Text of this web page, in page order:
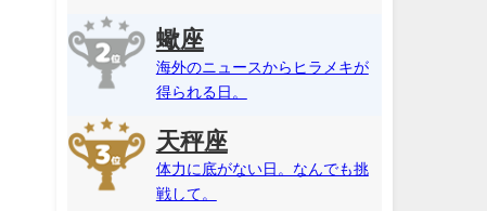
蠍座
海外のニュースからヒラメキが
得られる日。
天秤座
体力に底がない日。なんでも挑
戦して。